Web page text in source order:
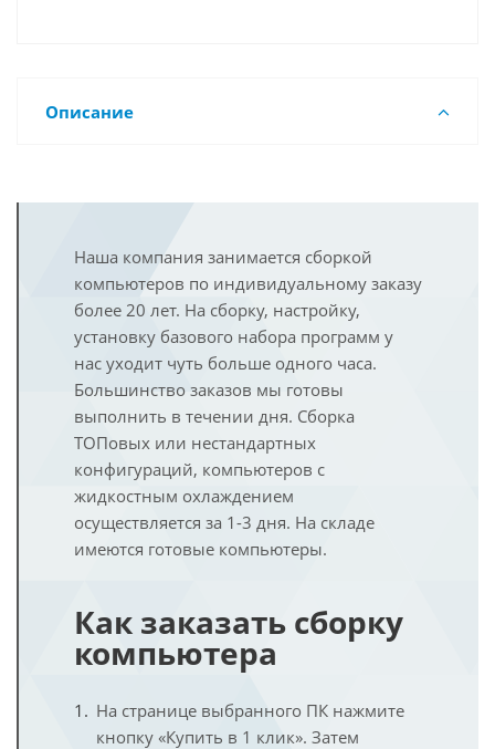
Описание
Наша компания занимается сборкой
компьютеров по индивидуальному заказу
более 20 лет. На сборку, настройку,
установку базового набора программ у
нас уходит чуть больше одного часа.
Большинство заказов мы готовы
выполнить в течении дня. Сборка
ТОПовых или нестандартных
конфигураций, компьютеров с
жидкостным охлаждением
осуществляется за 1-3 дня. На складе
имеются готовые компьютеры.
Как заказать сборку
компьютера
На странице выбранного ПК нажмите
кнопку «Купить в 1 клик». Затем